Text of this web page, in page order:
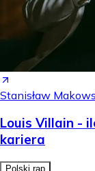
Stanisław
Louis Villain -
kariera
Polski rap